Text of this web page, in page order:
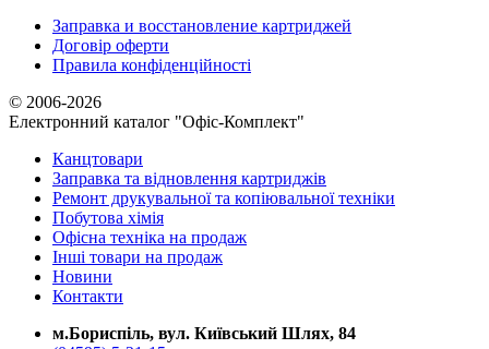
Заправка и восстановление картриджей
Договір оферти
Правила конфіденційності
© 2006-2026
Електронний каталог "Офіс-Комплект"
Канцтовари
Заправка та відновлення картриджів
Ремонт друкувальної та копіювальної техніки
Побутова хімія
Офісна техніка на продаж
Інші товари на продаж
Новини
Контакти
м.Бориспіль, вул. Київський Шлях, 84